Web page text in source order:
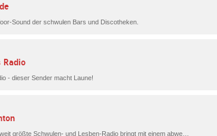
Sound der schwulen Bars und Discotheken.
Radio
- dieser Sender macht Laune!